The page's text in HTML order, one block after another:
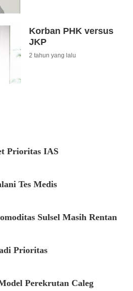
Korban PHK versus
JKP
2 tahun yang lalu
Prioritas IAS
Tes Medis
Sulsel Masih Rentan
Prioritas
Perekrutan Caleg